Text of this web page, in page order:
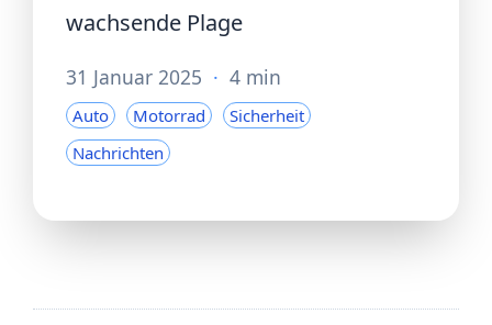
wachsende Plage
31 Januar 2025 · 4 min
Auto Motorrad
Sicherheit
Nachrichten